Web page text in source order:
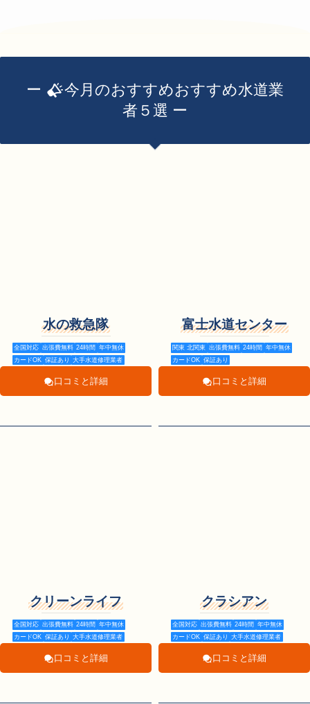
ー
今月のおすすめおすすめ水道業
者５選 ー
水の救急隊
全国対応 出張費無料 24時間 年中無休
カードOK 保証あり 大手水道修理業者
口コミと詳細
富士水道センター
関東 北関東 出張費無料 24時間 年中無休
カードOK 保証あり
口コミと詳細
クリーンライフ
全国対応 出張費無料 24時間 年中無休
カードOK 保証あり 大手水道修理業者
口コミと詳細
クラシアン
全国対応 出張費無料 24時間 年中無休
カードOK 保証あり 大手水道修理業者
口コミと詳細